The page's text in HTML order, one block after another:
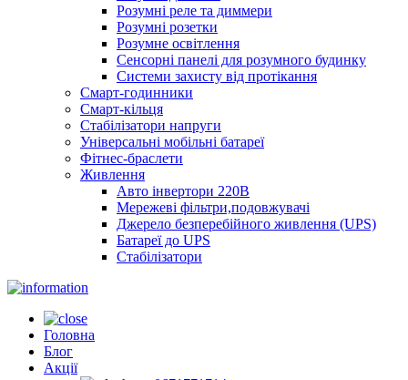
Розумні реле та диммери
Розумні розетки
Розумне освітлення
Сенсорні панелі для розумного будинку
Системи захисту від протікання
Смарт-годинники
Смарт-кільця
Стабілізатори напруги
Універсальні мобільні батареї
Фітнес-браслети
Живлення
Авто інвертори 220В
Мережеві фільтри,подовжувачі
Джерело безперебійного живлення (UPS)
Батареї до UPS
Стабілізатори
Головна
Блог
Акції